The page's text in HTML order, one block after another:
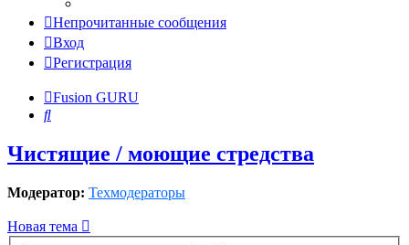
Непрочитанные сообщения
Вход
Регистрация
Fusion GURU
Поиск
Чистящие / моющие стредства
Модератор: Техмодераторы
Новая тема